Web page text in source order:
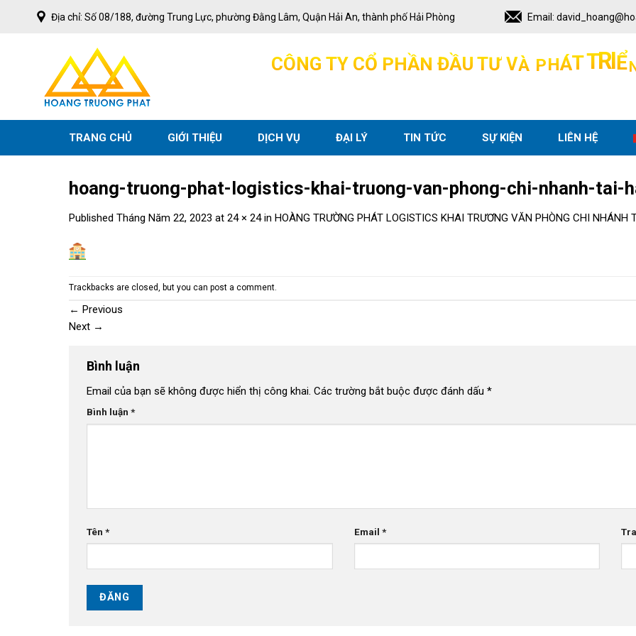
Địa chỉ: Số 08/188, đường Trung Lực, phường Đằng Lâm, Quận Hải An, thành phố Hải Phòng Email:
CÔNG TY CỔ PHẦN ĐẦU TƯ VÀ PHÁT T RIỂ
TRANG CHỦ GIỚI THIỆU DỊCH VỤ ĐẠI LÝ TIN TỨC SỰ KIỆN LIÊN HỆ
hoang-truong-phat-logistics-khai-truong-van-phong-chi-nhanh-tai-
Published Tháng Năm 22, 2023 at 24 × 24in HOÀNG TRƯỜNG PHÁT LOGISTICS KHAI TRƯƠNG VĂN PHÒNG CHI NHÁNH
Trackbacks are closed, but you can post a comment
← Previous
Next →
Bình luận
Email của bạn sẽ không được hiển thị công khai. Các trường bắt buộc được đánh dấu *
Bình luận *
Tên * Email *